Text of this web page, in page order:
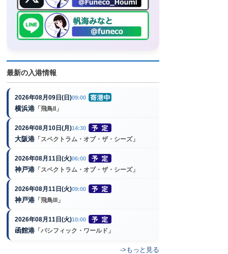
最新の入港情報
2026年08月09日(日)09:00
横浜港 「飛鳥II」
2026年08月10日(月)14:30
大阪港 「スペクトラム・オブ・ザ・シーズ」
2026年08月11日(火)06:00
神戸港 「スペクトラム・オブ・ザ・シーズ」
2026年08月11日(火)09:00
神戸港 「飛鳥III」
2026年08月11日(火)10:00
函館港 「パシフィック・ワールド」
->もっと見る